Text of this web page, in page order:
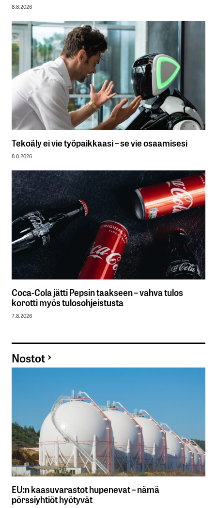
8.8.2026
Tekoäly ei vie työpaikkaasi – se vie osaamisesi
8.8.2026
Coca-Cola jätti Pepsin taakseen – vahva tulos
korotti myös tulosohjeistusta
7.8.2026
Nostot
EU:n kaasuvarastot hupenevat – nämä
pörssiyhtiöt hyötyvät